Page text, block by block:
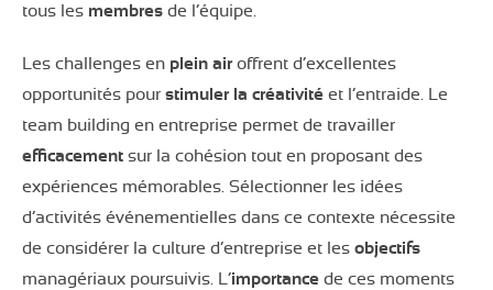
tous les membres de l’équipe.
Les challenges en plein airoffrent d’excellentes
opportunités pour stimuler la créativité et l’entraide. Le
team building en entreprise permet de travailler
efficacement sur la cohésion tout en proposant des
expériences mémorables. Sélectionner les idées
d’activités événementielles dans ce contexte nécessite
de considérer la culture d’entreprise et les objectifs
managériaux poursuivis. L’importance de ces moments